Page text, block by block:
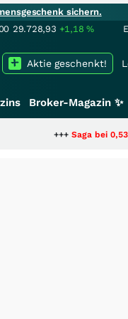
sichern.
29.728,93 +1,18%
Aktie geschenkt!
Broker-Magazin ✨
Saga bei 0,53 CAD: